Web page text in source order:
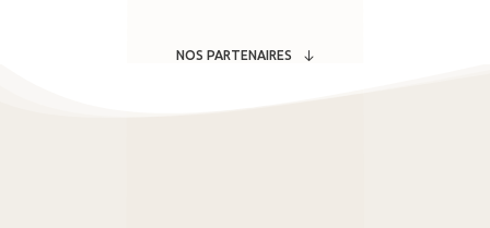
NOS PARTENAIRES